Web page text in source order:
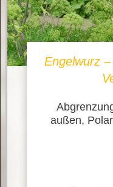
Engelwurz
außen,